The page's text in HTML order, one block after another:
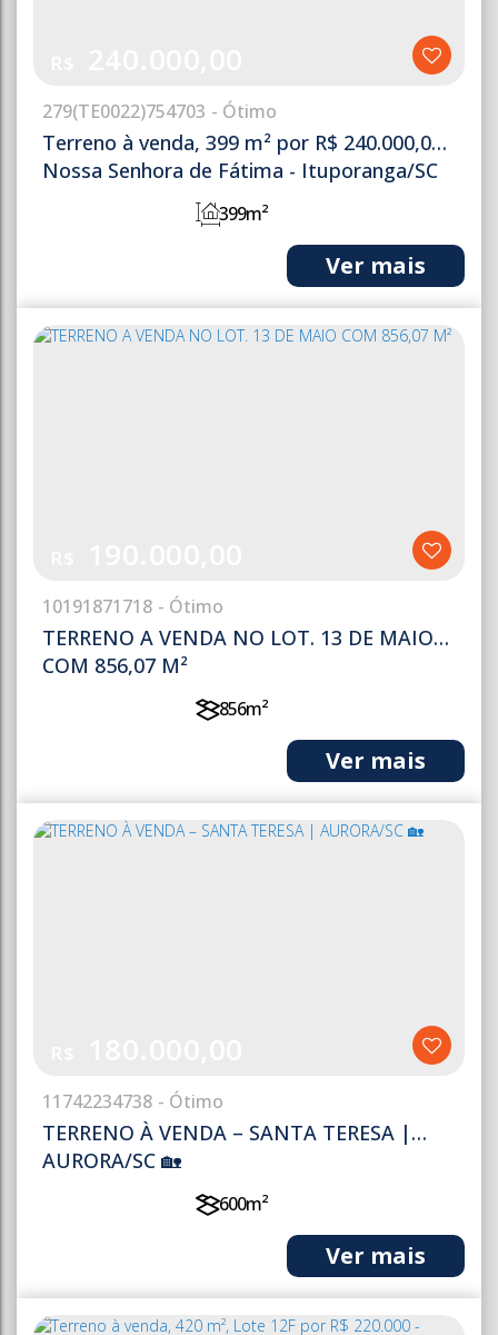
Terreno à venda, 399 m² por R$ 240.000,00 -
Nossa Senhora de Fátima - Ituporanga/SC
279(TE0022)754703
399m²
TERRENO A VENDA NO LOT. 13 DE MAIO
COM 856,07 M²
10191871718
856m²
TERRENO À VENDA – SANTA TERESA |
AURORA/SC 🏡
11742234738
600m²